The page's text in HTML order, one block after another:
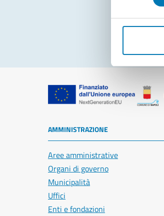
AMMINISTRAZIONE
Aree amministrative
Organi di governo
Municipalità
Uffici
Enti e fondazioni